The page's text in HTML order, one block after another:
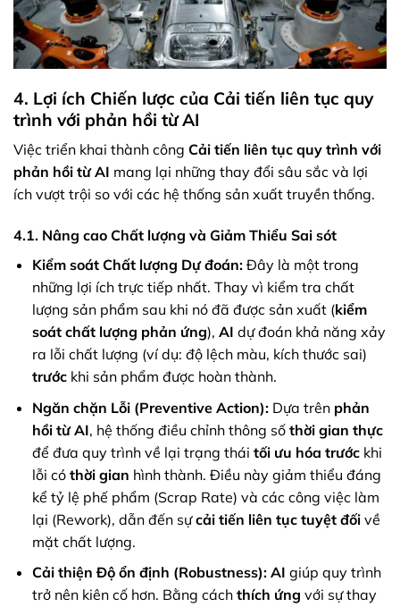
4. Lợi ích Chiến lược của Cải tiến liên tục quy
trình với phản hồi từ AI
Việc triển khai thành công Cải tiến liên tục quy trình với
phản hồi từ AI mang lại những thay đổi sâu sắc và lợi
ích vượt trội so với các hệ thống sản xuất truyền thống.
4.1. Nâng cao Chất lượng và Giảm Thiểu Sai sót
Kiểm soát Chất lượng Dự đoán:Đây là một trong
những lợi ích trực tiếp nhất. Thay vì kiểm tra chất
lượng sản phẩm sau khi nó đã được sản xuất (kiểm
soát chất lượng phản ứng), AI dự đoán khả năng xảy
ra lỗi chất lượng (ví dụ: độ lệch màu, kích thước sai)
trướckhi sản phẩm được hoàn thành.
Ngăn chặn Lỗi (Preventive Action):Dựa trên phản
hồi từ AI, hệ thống điều chỉnh thông số thời gian thực
để đưa quy trình về lại trạng thái tối ưu hóa trướckhi
lỗi có thời gian hình thành. Điều này giảm thiểu đáng
kể tỷ lệ phế phẩm (Scrap Rate) và các công việc làm
lại (Rework), dẫn đến sựcải tiến liên tục tuyệt đốivề
mặt chất lượng.
Cải thiện Độ ổn định (Robustness): AI giúp quy trình
trở nên kiên cố hơn. Bằng cách thích ứng với sự thay